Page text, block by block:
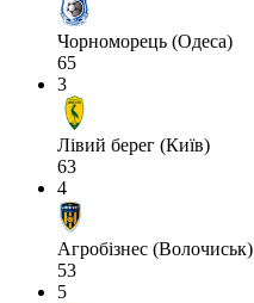
Чорноморець (Одеса)
65
3
Лівий берег (Київ)
63
4
Агробізнес (Волочиськ)
53
5